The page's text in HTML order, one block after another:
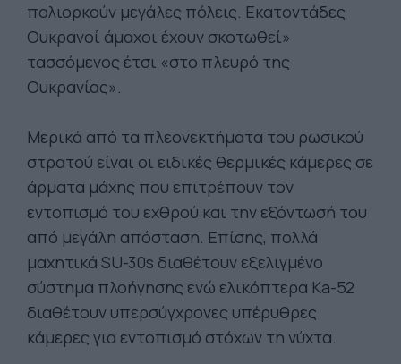
πολιορκούν μεγάλες πόλεις. Εκατοντάδες
Ουκρανοί άμαχοι έχουν σκοτωθεί»
τασσόμενος έτσι «στο πλευρό της
Ουκρανίας».
Μερικά από τα πλεονεκτήματα του ρωσικού
στρατού είναι οι ειδικές θερμικές κάμερες σε
άρματα μάχης που επιτρέπουν τον
εντοπισμό του εχθρού και την εξόντωσή του
από μεγάλη απόσταση. Επίσης, πολλά
μαχητικά SU-30s διαθέτουν εξελιγμένο
σύστημα πλοήγησης ενώ ελικόπτερα Ka-52
διαθέτουν υπερσύγχρονες υπέρυθρες
κάμερες για εντοπισμό στόχων τη νύχτα.